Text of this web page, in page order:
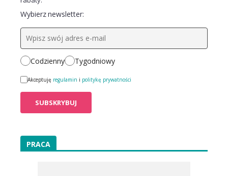
Wybierz newsletter:
Codzienny Tygodniowy
Akceptuję regulamin i politykę prywatności
PRACA